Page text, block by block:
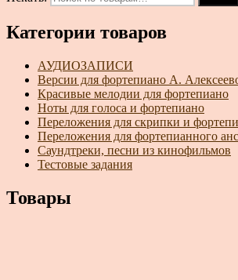
Категории товаров
АУДИОЗАПИСИ
Версии для фортепиано А.
Красивые мелодии для фортепиано
Ноты для голоса и фортепиано
Переложения для скрипки и
Переложения для фортепианного
Саундтреки, песни из кинофильмов
Тестовые задания
Товары